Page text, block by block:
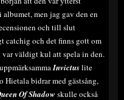
albumet, men jag gav den en
och till slut
catchig och det finns gott om
var väldigt kul att spela in den.
Invictuslite
Hietala bidrar med gästsång,
Of Shadow skulle också